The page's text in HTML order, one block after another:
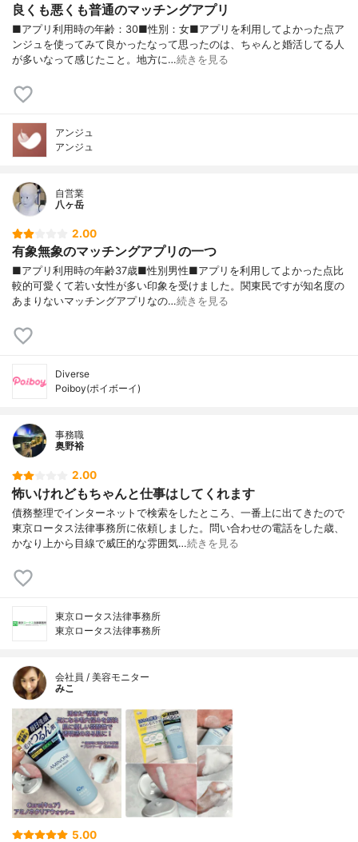
良くも悪くも普通のマッチングアプリ
■アプリ利用時の年齢：30■性別：女■アプリを利用してよかった点ア
ンジュを使ってみて良かったなって思ったのは、ちゃんと婚活してる人
が多いなって感じたこと。地方に…続きを見る
アンジュ
アンジュ
自営業
八ヶ岳
2.00
有象無象のマッチングアプリの一つ
■アプリ利用時の年齢37歳■性別男性■アプリを利用してよかった点比
較的可愛くて若い女性が多い印象を受けました。関東民ですが知名度の
あまりないマッチングアプリなの…続きを見る
Diverse
Poiboy(ポイボーイ)
事務職
奥野裕
2.00
怖いけれどもちゃんと仕事はしてくれます
債務整理でインターネットで検索をしたところ、一番上に出てきたので
東京ロータス法律事務所に依頼しました。問い合わせの電話をした歳、
かなり上から目線で威圧的な雰囲気…続きを見る
東京ロータス法律事務所
東京ロータス法律事務所
会社員 / 美容モニター
みこ
5.00